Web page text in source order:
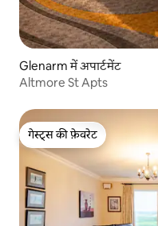
Glenarm में अपार्टमेंट
Altmore St Apts
गेस्ट्स की फ़ेवरेट
गेस्ट्स की फ़ेवरेट